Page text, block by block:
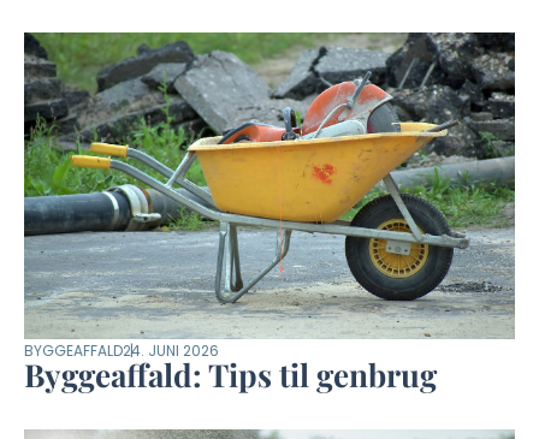
BYGGEAFFALD24. JUNI 2026
Byggeaffald: Tips til genbrug